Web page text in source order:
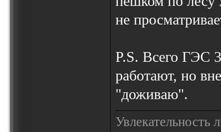
не
P.S. Всего ГЭС
работают, но
"доживаю".
Увлекательность